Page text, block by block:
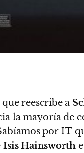
que reescribe a
la mayoría de
por IT
Isis Hainsworth